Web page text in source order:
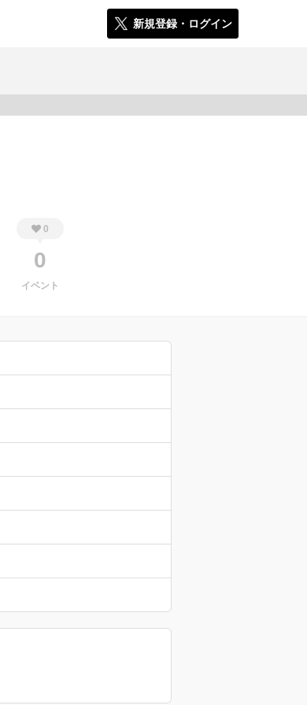
新規登録・ログイン
0
0
イベント